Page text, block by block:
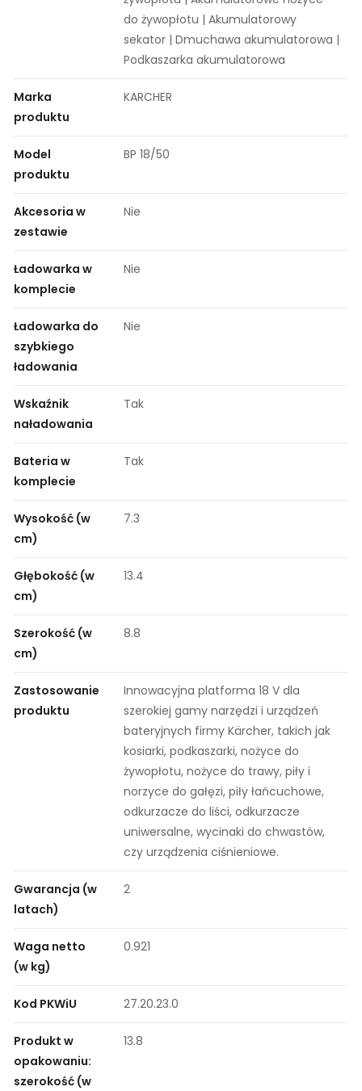
do żywopłotu | Akumulatorowy
sekator | Dmuchawa akumulatorowa |
Podkaszarka akumulatorowa
Marka
produktu
KARCHER
Model
produktu
BP 18/50
Akcesoria w
zestawie
Nie
Ładowarka w
komplecie
Nie
Ładowarka do
szybkiego
ładowania
Nie
Wskaźnik
naładowania
Tak
Bateria w
komplecie
Tak
Wysokość (w
cm)
7.3
Głębokość (w
cm)
13.4
Szerokość (w
cm)
8.8
Zastosowanie
produktu
Innowacyjna platforma 18 V dla
szerokiej gamy narzędzi i urządzeń
bateryjnych firmy Kärcher, takich jak
kosiarki, podkaszarki, nożyce do
żywopłotu, nożyce do trawy, piły i
norzyce do gałęzi, piły łańcuchowe,
odkurzacze do liści, odkurzacze
uniwersalne, wycinaki do chwastów,
czy urządzenia ciśnieniowe.
Gwarancja (w
latach)
2
Waga netto
(w kg)
0.921
Kod PKWiU 27.20.23.0
Produkt w
opakowaniu:
szerokość (w
13.8